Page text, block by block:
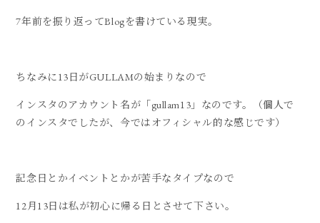
7年前を振り返ってBlogを書けている現実。
ちなみに13日がGULLAMの始まりなので
インスタのアカウント名が「gullam13」なのです。（個人で
のインスタでしたが、今ではオフィシャル的な感じです）
記念日とかイベントとかが苦手なタイプなので
12月13日は私が初心に帰る日とさせて下さい。